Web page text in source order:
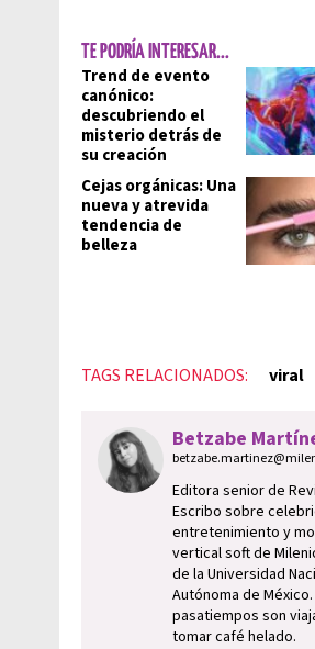
TE PODRÍA INTERESAR...
Trend de evento
canónico:
descubriendo el
misterio detrás de
su creación
Cejas orgánicas: Una
nueva y atrevida
tendencia de
belleza
TAGS RELACIONADOS: viral
Betzabe
Editora senior de
Escribo sobre
entretenimiento y
vertical soft de
de la Universidad
Autónoma de México.
pasatiempos son
tomar café helado.